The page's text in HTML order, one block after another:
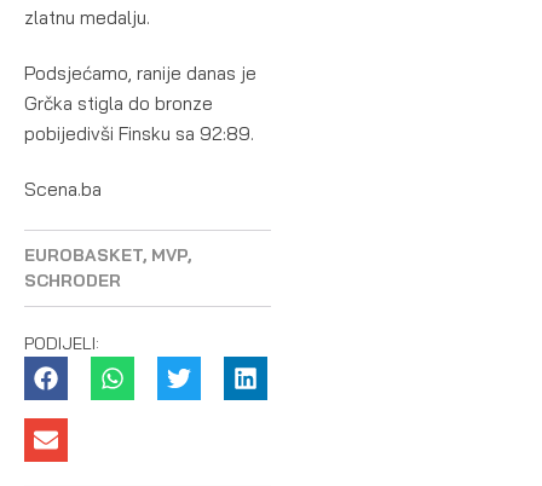
zlatnu medalju.
Podsjećamo, ranije danas je
Grčka stigla do bronze
pobijedivši Finsku sa 92:89.
Scena.ba
EUROBASKET, MVP,
SCHRODER
PODIJELI: